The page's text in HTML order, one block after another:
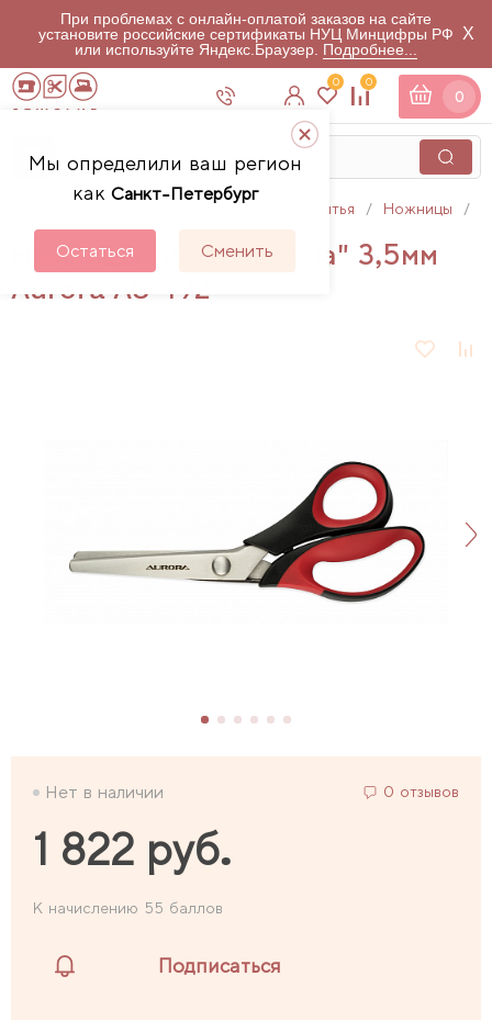
При проблемах с онлайн-оплатой заказов на сайте
установите российские сертификаты НУЦ Минцифры РФ
или используйте Яндекс.Браузер. Подробнее...
X
Мы определили ваш регион
как Санкт-Петербург
Остаться Сменить
0 0
0
Аксессуары для шитья Ножницы
Ножницы зигзаг "Волна" 3,5мм
Aurora AU 492
Нет в наличии 0 отзывов
1 822 руб.
К начислению 55 баллов
Подписаться